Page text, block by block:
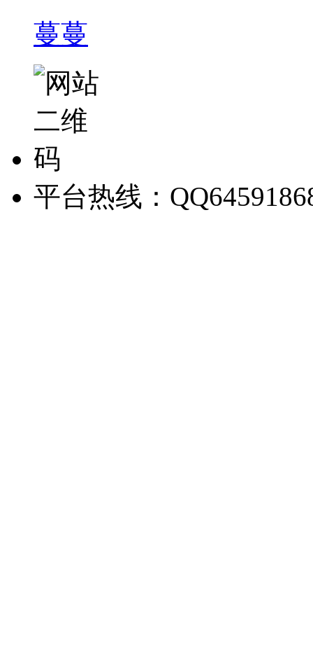
蔓蔓
平台热线：